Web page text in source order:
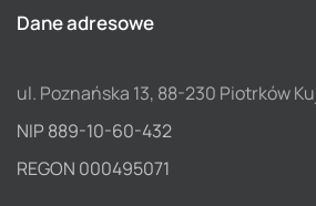
Dane adresowe
ul. Poznańska 13, 88-230 Piotrków
NIP 889-10-60-432
REGON 000495071